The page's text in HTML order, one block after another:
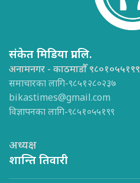
संकेत मिडिया प्रा.लि.
अनामनगर - काठमाडौँ ९८०१०५५१९९
समाचारका लागि-९८५१२८०२३७
bikastimes@gmail.com
विज्ञापनका लागि-९८५१०५५१९९
अध्यक्ष
शान्ति तिवारी